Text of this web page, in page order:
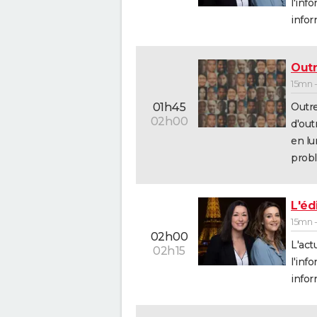
01h45
02h00
15mn
en
02h00
02h15
15mn